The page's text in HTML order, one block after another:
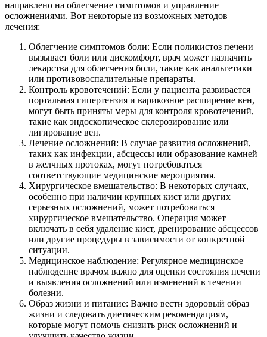
направлено на облегчение симптомов и управление
осложнениями. Вот некоторые из возможных методов
лечения:
Облегчение симптомов боли: Если поликистоз печени
вызывает боли или дискомфорт, врач может назначить
лекарства для облегчения боли, такие как анальгетики
или противовоспалительные препараты.
Контроль кровотечений: Если у пациента развивается
портальная гипертензия и варикозное расширение вен,
могут быть приняты меры для контроля кровотечений,
такие как эндоскопическое склерозирование или
лигирование вен.
Лечение осложнений: В случае развития осложнений,
таких как инфекции, абсцессы или образование камней
в желчных протоках, могут потребоваться
соответствующие медицинские мероприятия.
Хирургическое вмешательство: В некоторых случаях,
особенно при наличии крупных кист или других
серьезных осложнений, может потребоваться
хирургическое вмешательство. Операция может
включать в себя удаление кист, дренирование абсцессов
или другие процедуры в зависимости от конкретной
ситуации.
Медицинское наблюдение: Регулярное медицинское
наблюдение врачом важно для оценки состояния печени
и выявления осложнений или изменений в течении
болезни.
Образ жизни и питание: Важно вести здоровый образ
жизни и следовать диетическим рекомендациям,
которые могут помочь снизить риск осложнений и